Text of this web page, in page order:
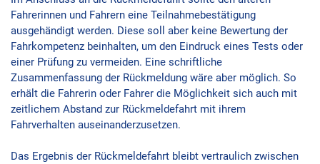
Fahrerinnen und Fahrern eine Teilnahmebestätigung
ausgehändigt werden. Diese soll aber keine Bewertung der
Fahrkompetenz beinhalten, um den Eindruck eines Tests oder
einer Prüfung zu vermeiden. Eine schriftliche
Zusammenfassung der Rückmeldung wäre aber möglich. So
erhält die Fahrerin oder Fahrer die Möglichkeit sich auch mit
zeitlichem Abstand zur Rückmeldefahrt mit ihrem
Fahrverhalten auseinanderzusetzen.
Das Ergebnis der Rückmeldefahrt bleibt vertraulich zwischen